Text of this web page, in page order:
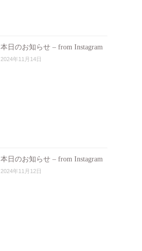
本日のお知らせ – from Instagram
2024年11月14日
本日のお知らせ – from Instagram
2024年11月12日